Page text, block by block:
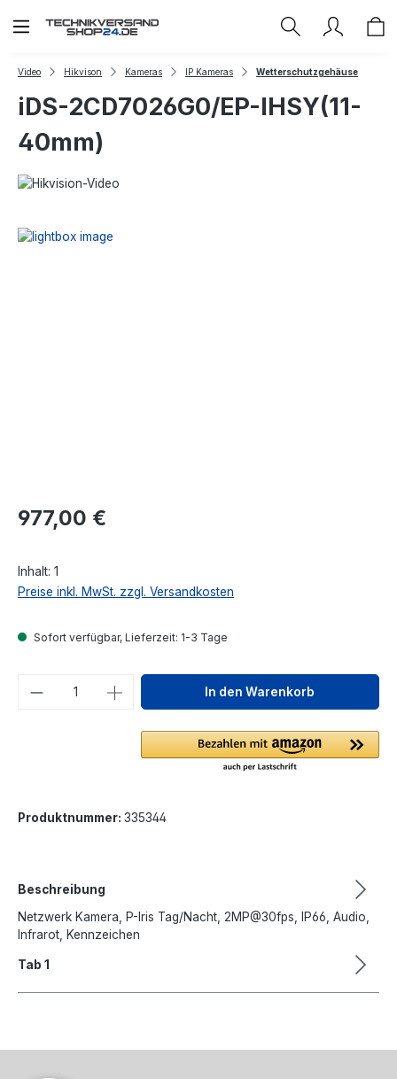
Zum Hauptinhalt springen
Video Hikvison Kameras IP Kameras Wetterschutzgehäuse
iDS-2CD7026G0/EP-IHSY(11-
40mm)
Regulärer Preis:
977,00 €
Inhalt: 1
Preise inkl. MwSt. zzgl. Versandkosten
Sofort verfügbar, Lieferzeit: 1-3 Tage
Produkt Anzahl: Gib denIn den Warenkorb
Produktnummer: 335344
Beschreibung
Netzwerk Kamera, P-Iris Tag/Nacht, 2MP@30fps, IP66, Audio,
Infrarot, Kennzeichen
Tab 1